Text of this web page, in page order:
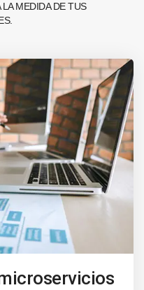
MEDIDA DE TUS